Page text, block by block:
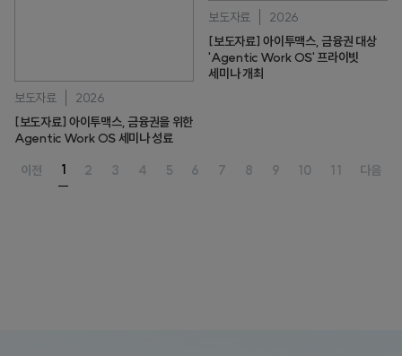
보도자료
2026
[보도자료] 아이투맥스, 금융권을 위한
Agentic Work OS 세미나 성료
보도자료
2026
[보도자료] 아이투맥스, 금융권 대상
'Agentic Work OS' 프라이빗
세미나 개최
이전 1 2 3 4 5 6 7 8 9 10 11 다음